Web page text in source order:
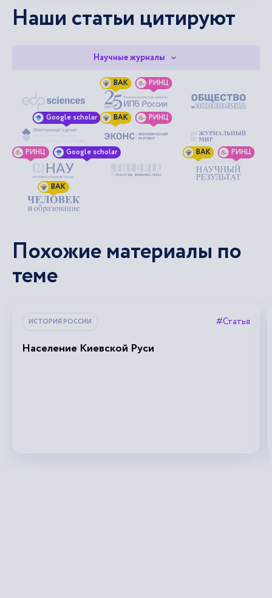
Наши статьи цитируют
Научные журналы
ВАК РИНЦ
Google scholar ВАК РИНЦ
РИНЦ Google scholar ВАК РИНЦ
ВАК
Похожие материалы по
теме
ИСТОРИЯ РОССИИ #Статья
Население Киевской Руси